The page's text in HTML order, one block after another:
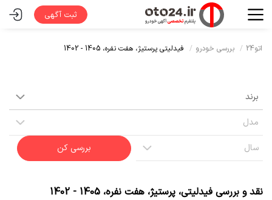
ثبت آگهی
اتو24 بررسی خودرو فیدلیتی پرستیژ، هفت نفره، 1405 - 1402
بررسی کن
نقد و بررسی فیدلیتی، پرستیژ، هفت نفره، 1405 - 1402